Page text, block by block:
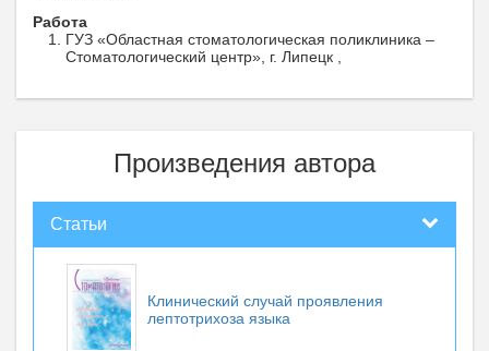
Работа
ГУЗ «Областная стоматологическая поликлиника –
Стоматологический центр», г. Липецк ,
Произведения автора
Статьи
Клинический случай проявления
лептотрихоза языка